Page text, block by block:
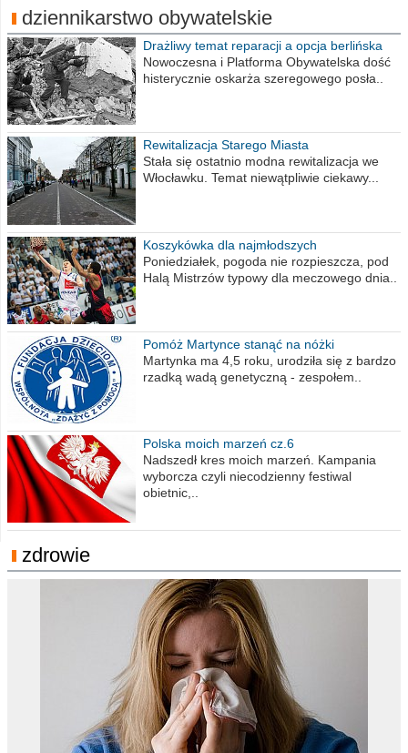
dziennikarstwo obywatelskie
Drażliwy temat reparacji a opcja berlińska
Nowoczesna i Platforma Obywatelska dość
histerycznie oskarża szeregowego posła..
Rewitalizacja Starego Miasta
Stała się ostatnio modna rewitalizacja we
Włocławku. Temat niewątpliwie ciekawy...
Koszykówka dla najmłodszych
Poniedziałek, pogoda nie rozpieszcza, pod
Halą Mistrzów typowy dla meczowego dnia..
Pomóż Martynce stanąć na nóżki
Martynka ma 4,5 roku, urodziła się z bardzo
rzadką wadą genetyczną - zespołem..
Polska moich marzeń cz.6
Nadszedł kres moich marzeń. Kampania
wyborcza czyli niecodzienny festiwal
obietnic,..
zdrowie